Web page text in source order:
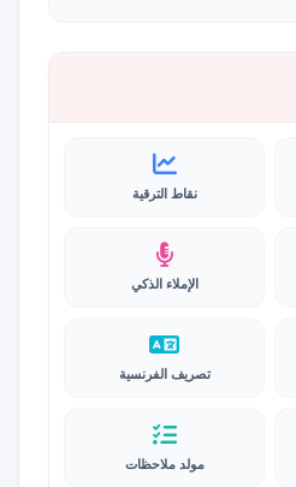
نقاط الترقية
الإملاء الذكي
تصريف الفرنسية
مولد ملاحظات